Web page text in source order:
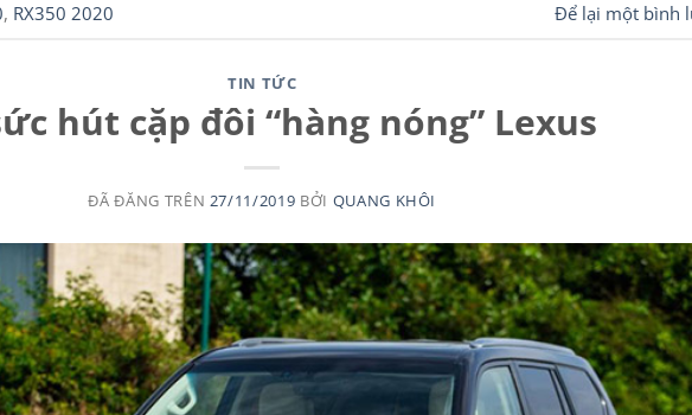
, RX350 2020 Để lại một bình
TIN TỨC
hút cặp đôi “hàng nóng” Lexus
ĐÃ ĐĂNG TRÊN 27/11/2019 BỞI QUANG KHÔI